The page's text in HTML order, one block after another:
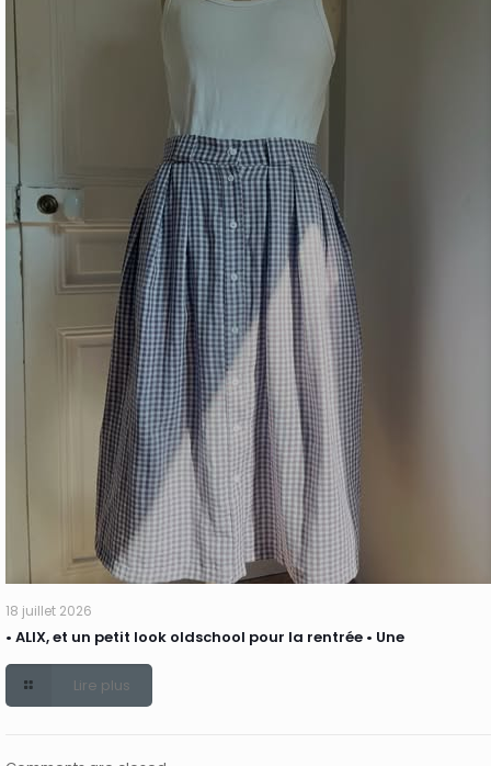
18 juillet 2026
• ALIX, et un petit look oldschool pour la rentrée • Une
Lire plus